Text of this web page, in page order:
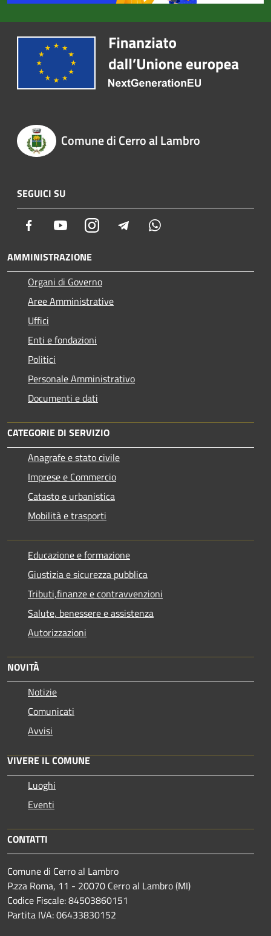
Comune di Cerro al Lambro
SEGUICI SU
Facebook YoutubeInstagram Telegram
AMMINISTRAZIONE
Organi di Governo
Aree Amministrative
Uffici
Enti e fondazioni
Politici
Personale Amministrativo
Documenti e dati
CATEGORIE DI SERVIZIO
Anagrafe e stato civile
Imprese e Commercio
Catasto e urbanistica
Mobilità e trasporti
Educazione e formazione
Giustizia e sicurezza pubblica
Tributi,finanze e contravvenzioni
Salute, benessere e assistenza
Autorizzazioni
NOVITÀ
Notizie
Comunicati
Avvisi
VIVERE IL COMUNE
Luoghi
Eventi
CONTATTI
Comune di Cerro al Lambro
P.zza Roma, 11 - 20070 Cerro al Lambro (MI)
Codice Fiscale: 84503860151
Partita IVA: 06433830152